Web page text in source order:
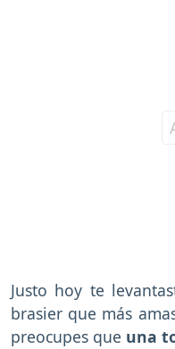
Justo hoy te
brasier que más
preocupes que una